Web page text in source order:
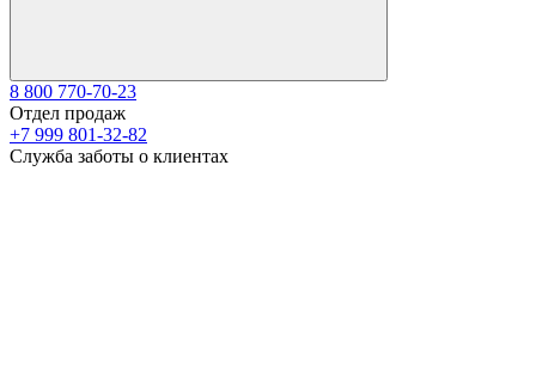
8 800 770-70-23
Отдел продаж
+7 999 801-32-82
Служба заботы о клиентах